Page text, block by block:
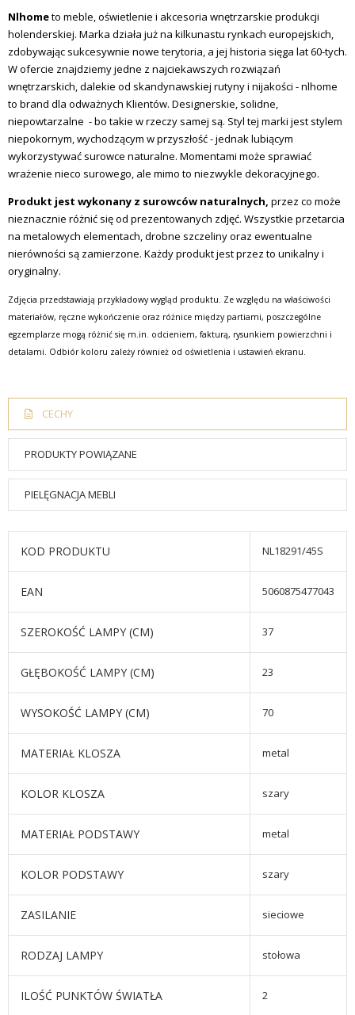
Nlhometo meble, oświetlenie i akcesoria wnętrzarskie produkcji
holenderskiej. Marka działa już na kilkunastu rynkach europejskich,
zdobywając sukcesywnie nowe terytoria, a jej historia sięga lat 60-tych.
W ofercie znajdziemy jedne z najciekawszych rozwiązań
wnętrzarskich, dalekie od skandynawskiej rutyny i nijakości - nlhome
to brand dla odważnych Klientów. Designerskie, solidne,
niepowtarzalne - bo takie w rzeczy samej są. Styl tej marki jest stylem
niepokornym, wychodzącym w przyszłość - jednak lubiącym
wykorzystywać surowce naturalne. Momentami może sprawiać
wrażenie nieco surowego, ale mimo to niezwykle dekoracyjnego.
Produkt jest wykonany z surowców naturalnych, przez co może
nieznacznie różnić się od prezentowanych zdjęć. Wszystkie przetarcia
na metalowych elementach, drobne szczeliny oraz ewentualne
nierówności są zamierzone. Każdy produkt jest przez to unikalny i
oryginalny.
Zdjęcia przedstawiają przykładowy wygląd produktu. Ze względu na właściwości
materiałów, ręczne wykończenie oraz różnice między partiami, poszczególne
egzemplarze mogą różnić się m.in. odcieniem, fakturą, rysunkiem powierzchni i
detalami. Odbiór koloru zależy również od oświetlenia i ustawień ekranu.
CECHY
PRODUKTY POWIĄZANE
PIELĘGNACJA MEBLI
KOD PRODUKTU NL18291/45S
EAN 5060875477043
SZEROKOŚĆ LAMPY (CM) 37
GŁĘBOKOŚĆ LAMPY (CM) 23
WYSOKOŚĆ LAMPY (CM) 70
MATERIAŁ KLOSZA metal
KOLOR KLOSZA szary
MATERIAŁ PODSTAWY metal
KOLOR PODSTAWY szary
ZASILANIE sieciowe
RODZAJ LAMPY stołowa
ILOŚĆ PUNKTÓW ŚWIATŁA 2